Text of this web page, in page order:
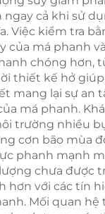
cả khi sử
Việc kiểm tra
của má phanh
chóng hơn,
thiết kế hở
lại sự an
má phanh.
trường nhiều
cơn bão mùa
phanh mạnh
chưa được
với các tín
Mối quan